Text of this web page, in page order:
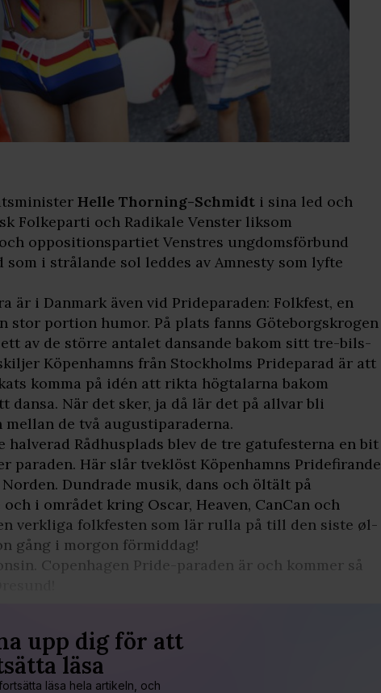
Helle Thorning-Schmidt i sina led och
Folkeparti och Radikale Venster liksom
oppositionspartiet Venstres ungdomsförbund
som i strålande sol leddes av Amnesty som lyfte
är i Danmark även vid Prideparaden: Folkfest, en
stor portion humor. På plats fanns Göteborgskrogen
ett av de större antalet dansande bakom sitt tre-bils-
Köpenhamns från Stockholms Prideparad är att
komma på idén att rikta högtalarna bakom
dansa. När det sker, ja då lär det på allvar bli
de två augustiparaderna.
halverad Rådhusplads blev de tre gatufesterna en bit
paraden. Här slår tveklöst Köpenhamns Pridefirande
Dundrade musik, dans och öltält på
i området kring Oscar, Heaven, CanCan och
verkliga folkfesten som lär rulla på till den siste øl-
gång i morgon förmiddag!
Copenhagen Pride-paraden är och kommer så
upp dig för att
läsa
läsa hela artikeln, och